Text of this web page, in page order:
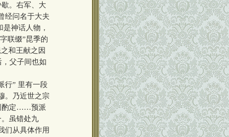
。右军、大
经问名于大夫
神话人物，
联缀”昆季的
和王献之因
，父子间也如
行” 里有一段
。乃近世之宗
酌定……预派
虽错处九
们从具体作用